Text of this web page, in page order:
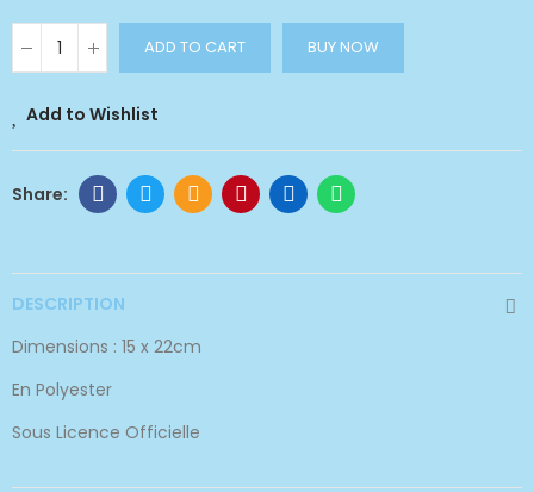
ADD TO CART BUY NOW
Add to Wishlist
DESCRIPTION
Dimensions : 15 x 22cm
En Polyester
Sous Licence Officielle